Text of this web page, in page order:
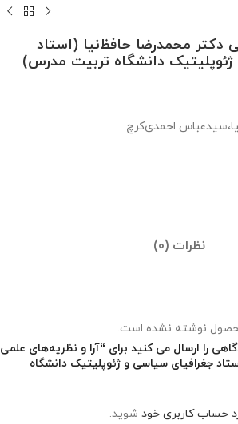
دکتر محمدرضا حافظ‌نیا (استاد
دانشگاه تربیت مدرس)
احمدی‌کرچ
نظرات (0)
نوشته نشده است.
را ارسال می کنید برای “آرا و نظریه‌های علمی
جغرافیای سیاسی و ژئوپلیتیک دانشگاه
حساب کاربری خود شوید.